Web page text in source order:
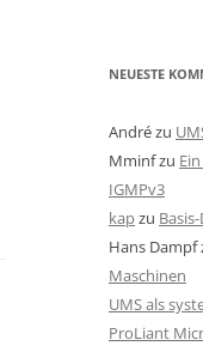
NEUESTE
Andrézu
Mminfzu
IGMPv3
kapzu
Hans Dampf
Maschinen
UMS als
ProLiant